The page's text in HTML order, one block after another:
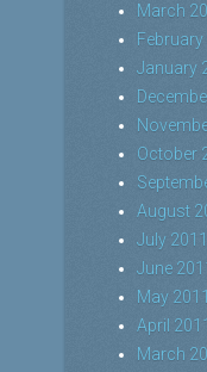
March
January
October
August
July 2011
June
May 2011
April 2011
March